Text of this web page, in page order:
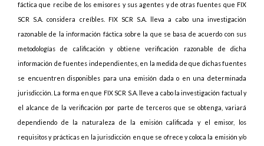
fáctica que recibe de los emisores y sus agentes y de otras fuentes que FIX
SCR S.A. considera creíbles. FIX SCR S.A. lleva a cabo una investigación
razonable de la información fáctica sobre la que se basa de acuerdo con sus
metodologías de calificación y obtiene verificación razonable de dicha
información de fuentes independientes, en la medida de que dichas fuentes
se encuentren disponibles para una emisión dada o en una determinada
jurisdicción. La forma en que FIX SCR S.A. lleve a cabo la investigación factual y
el alcance de la verificación por parte de terceros que se obtenga, variará
dependiendo de la naturaleza de la emisión calificada y el emisor, los
requisitos y prácticas en la jurisdicción en que se ofrece y coloca la emisión y/o